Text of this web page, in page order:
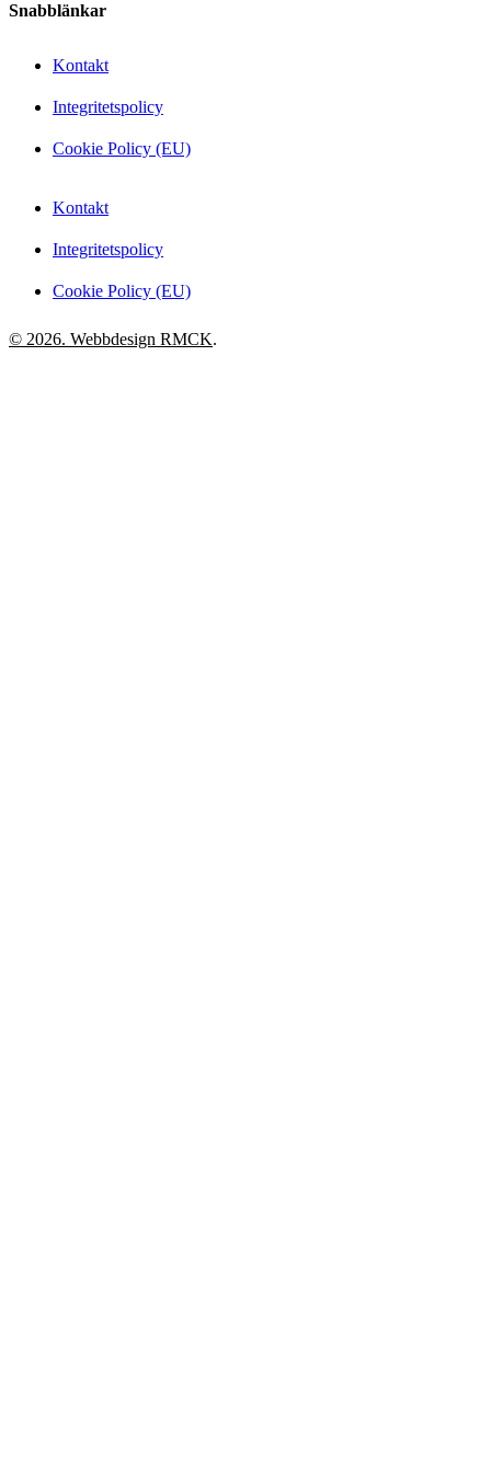
Snabblänkar
Kontakt
Integritetspolicy
Cookie Policy (EU)
Kontakt
Integritetspolicy
Cookie Policy (EU)
© 2026. Webbdesign RMCK.